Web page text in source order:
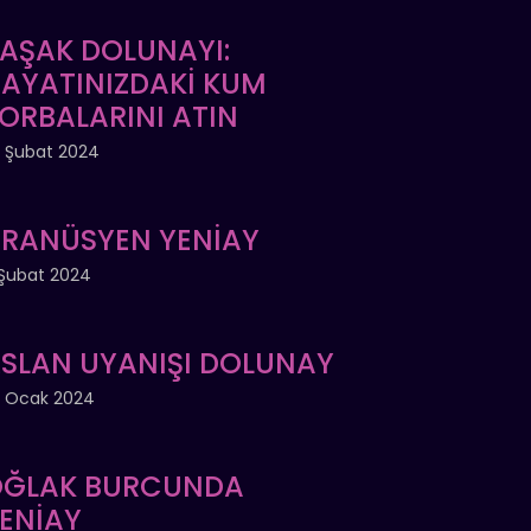
DOLUNAYI:
KUM
ATIN
Şubat 2024
YENİAY
2024
UYANIŞI DOLUNAY
Ocak 2024
BURCUNDA